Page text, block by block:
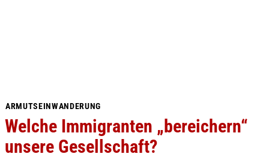
ARMUTSEINWANDERUNG
Welche Immigranten „bereichern“
unsere Gesellschaft?